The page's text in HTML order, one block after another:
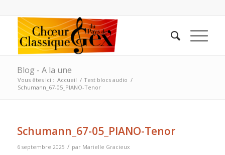
Blog - A la une
Vous êtes ici : Accueil / Test blocs audio /
Schumann_67-05_PIANO-Tenor
Schumann_67-05_PIANO-Tenor
6 septembre 2025 / par Marielle Gracieux